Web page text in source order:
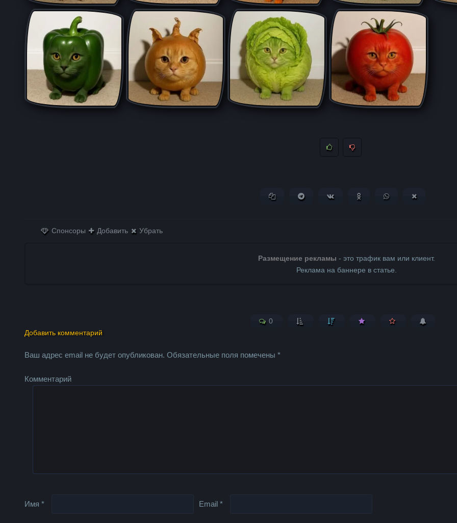
Копировать ссылкуПоделиться в Telegram
Поделиться ВКонтакте
Поделиться вПоделиться в
Спонсоры Добавить Убрать
Размещение рекламы - это трафик вам или клиент.
Реклама на баннере в статье.
0
Добавить комментарий
Ваш адрес email не будет опубликован. Обязательные поля помечены*
Комментарий
Имя* Email*